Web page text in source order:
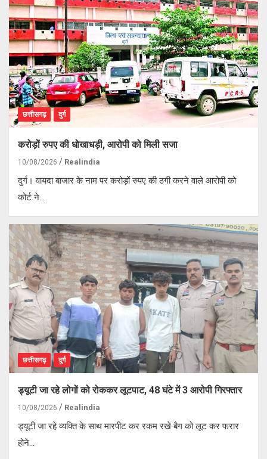
छत्तीसगढ़ दुर्ग
करोड़ों रुपए की धोखाधड़ी, आरोपी को मिली सजा
10/08/2026 Realindia
दुर्ग। वायदा बाजार के नाम पर करोड़ों रुपए की ठगी करने वाले आरोपी को
कोर्ट ने…
छत्तीसगढ़ दुर्ग
ड्यूटी जा रहे लोगों को रोककर लूटपाट, 48 घंटे में 3 आरोपी गिरफ्तार
10/08/2026 Realindia
ड्यूटी जा रहे व्यक्ति के साथ मारपीट कर रकम रखे बैग को लूट कर फरार
होने…